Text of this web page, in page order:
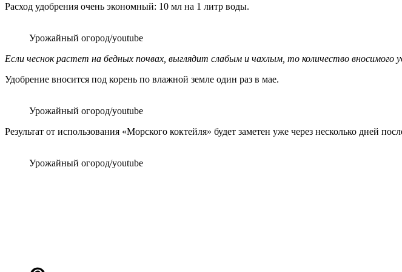
Расход удобрения очень экономный: 10 мл на 1 литр воды.
Урожайный огород/youtube
Если чеснок растет на бедных почвах, выглядит слабым и чахлым, то количество вносимого
Удобрение вносится под корень по влажной земле один раз в мае.
Урожайный огород/youtube
Результат от использования «Морского коктейля» будет заметен уже через несколько дней
Урожайный огород/youtube